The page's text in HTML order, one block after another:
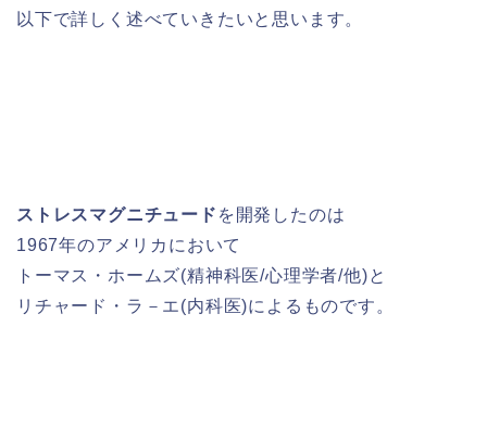
以下で詳しく述べていきたいと思います。
ストレスマグニチュード を開発したのは
1967年のアメリカにおいて
トーマス・ホームズ(精神科医/心理学者/他)と
リチャード・ラ－エ(内科医)によるものです。